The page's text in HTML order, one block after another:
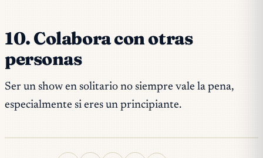
10. Colabora con otras
personas
Ser un show en solitario no siempre vale la pena,
especialmente si eres un principiante.